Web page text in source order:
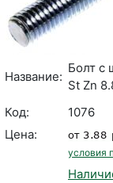
Название:
Болт с
St Zn
Код:
1076
Цена:
условия